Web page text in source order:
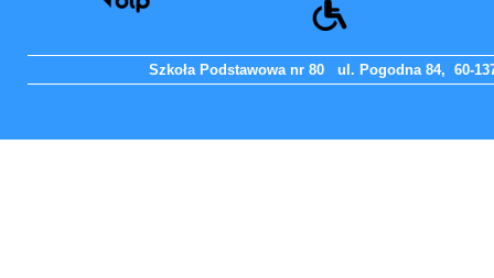
Szkoła Podstawowa nr 80 ul. Pogodna 84, 60-